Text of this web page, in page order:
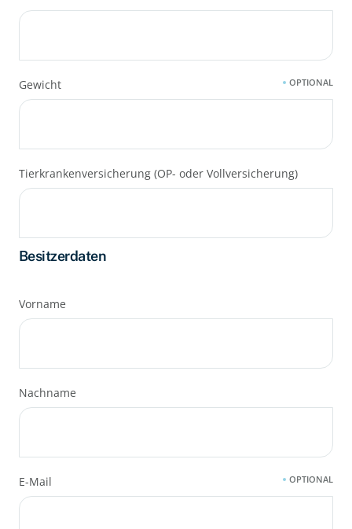
Gewicht OPTIONAL
Tierkrankenversicherung (OP- oder Vollversicherung)
Besitzerdaten
Vorname
Nachname
E-Mail OPTIONAL